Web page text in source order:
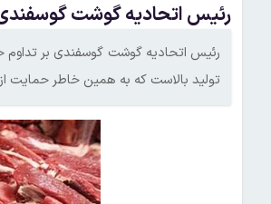
رئیس اتحادیه گوشت
رئیس اتحادیه گوشت گوسفندی بر تداوم
تولید بالاست که به همین خاطر حمایت